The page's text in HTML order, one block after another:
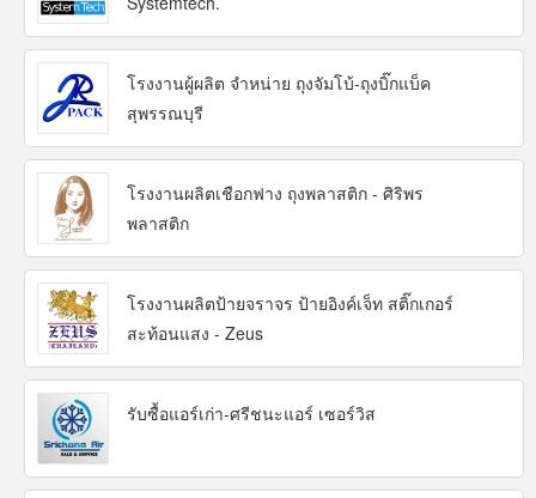
โรงงานผู้ผลิต จำหน่าย ถุงจัมโบ้-ถุงบิ๊กแบ็ค
สุพรรณบุรี
โรงงานผลิตเชือกฟาง ถุงพลาสติก - ศิริพร
พลาสติก
โรงงานผลิตป้ายจราจร ป้ายอิงค์เจ็ท สติ๊กเกอร์
สะท้อนแสง - Zeus
รับซื้อแอร์เก่า-ศรีชนะแอร์ เซอร์วิส